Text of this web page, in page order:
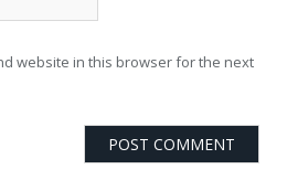
website in this browser for the next